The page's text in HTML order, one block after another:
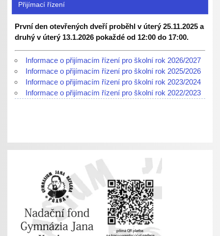
Přijímací řízení
První den otevřených dveří proběhl v úterý 25.11.2025 a
druhý v úterý 13.1.2026 pokaždé od 12:00 do 17:00.
Informace o přijímacím řízení pro školní rok 2026/2027
Informace o přijímacím řízení pro školní rok 2025/2026
Informace o přijímacím řízení pro školní rok 2023/2024
Informace o přijímacím řízení pro školní rok 2022/2023